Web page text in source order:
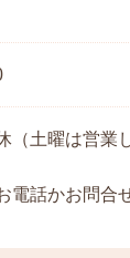
（土曜は営業
電話かお問合